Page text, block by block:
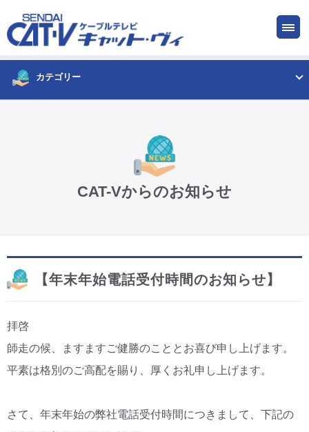
カテゴリー
CAT-Vからのお知らせ
【年末年始電話受付時間のお知らせ】
拝啓
師走の候、ますますご健勝のこととお喜び申し上げます。
平素は格別のご高配を賜り、厚くお礼申し上げます。
さて、年末年始の弊社電話受付時間につきまして、下記の
お申し込み
ご検討中の方
サービス
CM・広告掲載